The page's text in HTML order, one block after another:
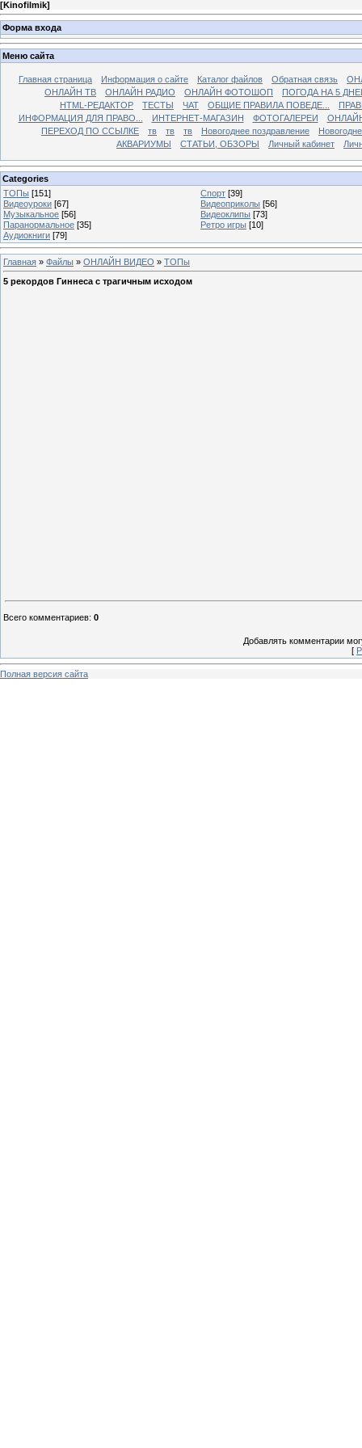
[Kinofilmik]
Форма входа
Меню сайта
Главная страница Информация о сайте Каталог файлов Обратная связь
ОНЛАЙН ТВ
ОНЛАЙН РАДИО ОНЛАЙН ФОТОШОП
ПОГОДА НА 5
HTML-РЕДАКТОР
ТЕСТЫ ЧАТ ОБЩИЕ ПРАВИЛА ПОВЕДЕ...
ИНФОРМАЦИЯ ДЛЯ ПРАВО...
ИНТЕРНЕТ-МАГАЗИН ФОТОГАЛЕРЕИ
ПЕРЕХОД ПО ССЫЛКЕ
тв тв тв Новогоднее поздравление
АКВАРИУМЫ
СТАТЬИ, ОБЗОРЫ Личный кабинет
Categories
ТОПы [151] Спорт [39]
Видеоуроки [67] Видеоприколы [56]
Музыкальное [56] Видеоклипы [73]
Паранормальное [35] Ретро игры [10]
Аудиокниги [79]
Главная » Файлы » ОНЛАЙН ВИДЕО » ТОПы
5 рекордов Гиннеса с трагичным исходом
Всего комментариев: 0
Добавлять комментарии
[
Полная версия сайта